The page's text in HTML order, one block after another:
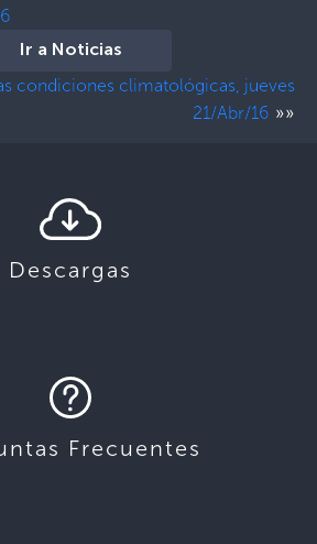
Ir a Noticias
condiciones climatológicas, jueves
21/Abr/16 »»
Descargas
Frecuentes